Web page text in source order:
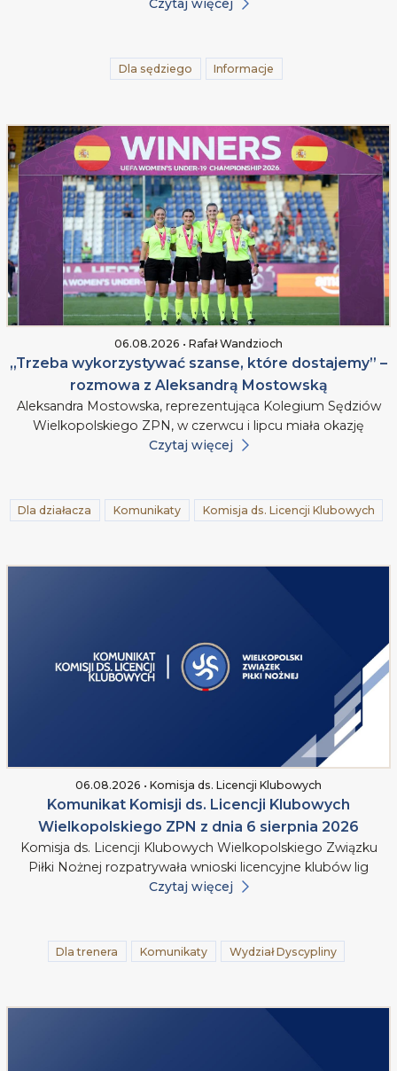
Czytaj więcej
Dla sędziego Informacje
06.08.2026 • Rafał Wandzioch
„Trzeba wykorzystywać szanse, które dostajemy” –
rozmowa z Aleksandrą Mostowską
Aleksandra Mostowska, reprezentująca Kolegium Sędziów
Wielkopolskiego ZPN, w czerwcu i lipcu miała okazję
Czytaj więcej
Dla działacza Komunikaty Komisja ds. Licencji Klubowych
06.08.2026 • Komisja ds. Licencji Klubowych
Komunikat Komisji ds. Licencji Klubowych
Wielkopolskiego ZPN z dnia 6 sierpnia 2026
Komisja ds. Licencji Klubowych Wielkopolskiego Związku
Piłki Nożnej rozpatrywała wnioski licencyjne klubów lig
Czytaj więcej
Dla trenera Komunikaty Wydział Dyscypliny